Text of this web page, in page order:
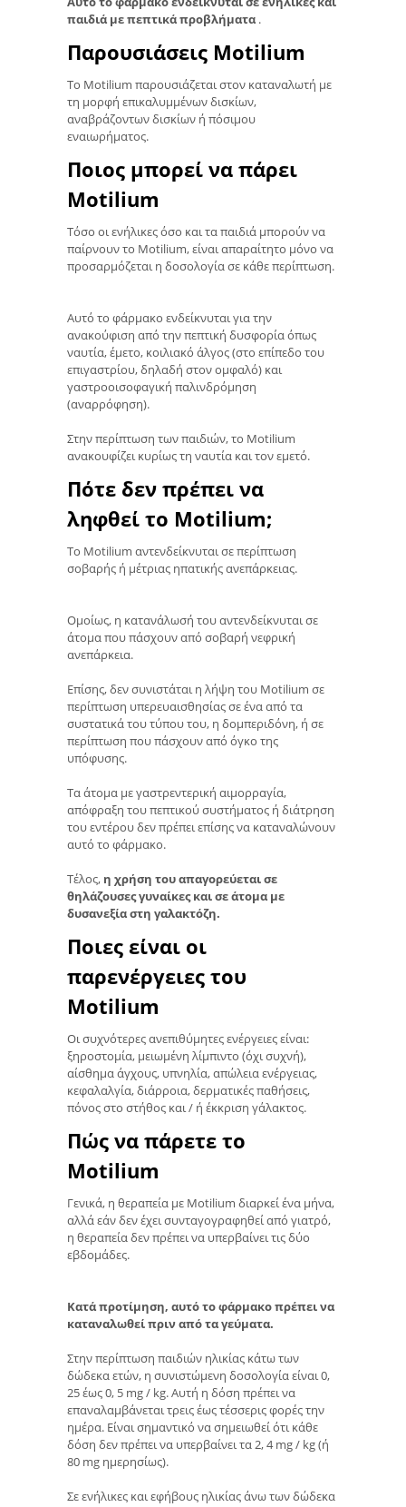
παιδιά με πεπτικά προβλήματα .
Παρουσιάσεις Motilium
Το Motilium παρουσιάζεται στον καταναλωτή με
τη μορφή επικαλυμμένων δισκίων,
αναβράζοντων δισκίων ή πόσιμου
εναιωρήματος.
Ποιος μπορεί να πάρει
Motilium
Τόσο οι ενήλικες όσο και τα παιδιά μπορούν να
παίρνουν το Motilium, είναι απαραίτητο μόνο να
προσαρμόζεται η δοσολογία σε κάθε περίπτωση.
Αυτό το φάρμακο ενδείκνυται για την
ανακούφιση από την πεπτική δυσφορία όπως
ναυτία, έμετο, κοιλιακό άλγος (στο επίπεδο του
επιγαστρίου, δηλαδή στον ομφαλό) και
γαστροοισοφαγική παλινδρόμηση
(αναρρόφηση).
Στην περίπτωση των παιδιών, το Motilium
ανακουφίζει κυρίως τη ναυτία και τον εμετό.
Πότε δεν πρέπει να
ληφθεί το Motilium;
Το Motilium αντενδείκνυται σε περίπτωση
σοβαρής ή μέτριας ηπατικής ανεπάρκειας.
Ομοίως, η κατανάλωσή του αντενδείκνυται σε
άτομα που πάσχουν από σοβαρή νεφρική
ανεπάρκεια.
Επίσης, δεν συνιστάται η λήψη του Motilium σε
περίπτωση υπερευαισθησίας σε ένα από τα
συστατικά του τύπου του, η δομπεριδόνη, ή σε
περίπτωση που πάσχουν από όγκο της
υπόφυσης.
Τα άτομα με γαστρεντερική αιμορραγία,
απόφραξη του πεπτικού συστήματος ή διάτρηση
του εντέρου δεν πρέπει επίσης να καταναλώνουν
αυτό το φάρμακο.
Τέλος, η χρήση του απαγορεύεται σε
θηλάζουσες γυναίκες και σε άτομα με
δυσανεξία στη γαλακτόζη.
Ποιες είναι οι
παρενέργειες του
Motilium
Οι συχνότερες ανεπιθύμητες ενέργειες είναι:
ξηροστομία, μειωμένη λίμπιντο (όχι συχνή),
αίσθημα άγχους, υπνηλία, απώλεια ενέργειας,
κεφαλαλγία, διάρροια, δερματικές παθήσεις,
πόνος στο στήθος και / ή έκκριση γάλακτος.
Πώς να πάρετε το
Motilium
Γενικά, η θεραπεία με Motilium διαρκεί ένα μήνα,
αλλά εάν δεν έχει συνταγογραφηθεί από γιατρό,
η θεραπεία δεν πρέπει να υπερβαίνει τις δύο
εβδομάδες.
Κατά προτίμηση, αυτό το φάρμακο πρέπει να
καταναλωθεί πριν από τα γεύματα.
Στην περίπτωση παιδιών ηλικίας κάτω των
δώδεκα ετών, η συνιστώμενη δοσολογία είναι 0,
25 έως 0, 5 mg / kg. Αυτή η δόση πρέπει να
επαναλαμβάνεται τρεις έως τέσσερις φορές την
ημέρα. Είναι σημαντικό να σημειωθεί ότι κάθε
δόση δεν πρέπει να υπερβαίνει τα 2, 4 mg / kg (ή
80 mg ημερησίως).
Σε ενήλικες και εφήβους ηλικίας άνω των δώδεκα